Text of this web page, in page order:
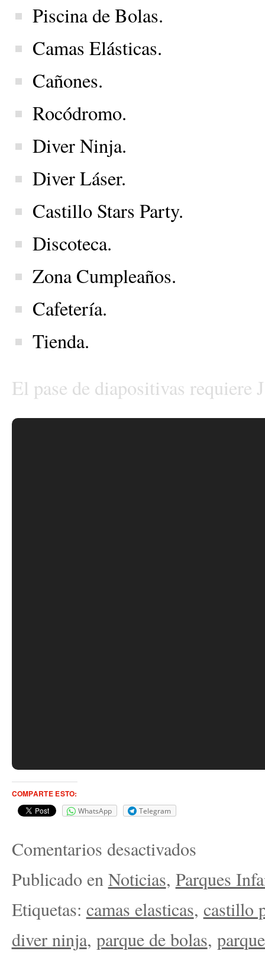
Piscina de Bolas.
Camas Elásticas.
Cañones.
Rocódromo.
Diver Ninja.
Diver Láser.
Castillo Stars Party.
Discoteca.
Zona Cumpleaños.
Cafetería.
Tienda.
El pase de diapositivas requiere
COMPARTE ESTO:
WhatsApp Telegram
Comentarios desactivados
Publicado en Noticias, Parques
Etiquetas: camas elasticas, castillo
diver ninja, parque de bolas,